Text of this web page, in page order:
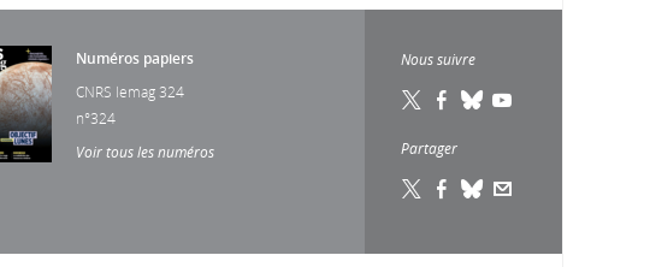
Numéros papiers
CNRS lemag 324
n°324
Voir tous les numéros
Nous suivre
Partager